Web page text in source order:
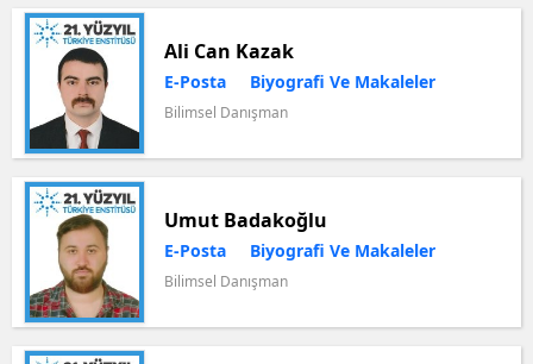
Ali Can Kazak
Bilimsel Danışman
E-Posta Biyografi Ve Makaleler
Umut Badakoğlu
Bilimsel Danışman
E-Posta Biyografi Ve Makaleler